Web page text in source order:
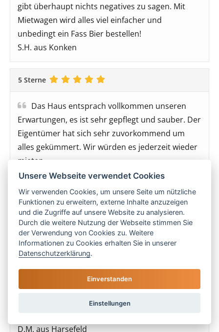
gibt überhaupt nichts negatives zu sagen. Mit
Mietwagen wird alles viel einfacher und
unbedingt ein Fass Bier bestellen!
S.H. aus Konken
5 Sterne
Das Haus entsprach vollkommen unseren
Erwartungen, es ist sehr gepflegt und sauber. Der
Eigentümer hat sich sehr zuvorkommend um
alles gekümmert. Wir würden es jederzeit wieder
mieten.
S.S. aus Herne
5 Sterne
Sehr gepflegte Finca, sehr netter Empfang mit
frischen Blumen und Sekt. Die Bierzapfanlage war
der Hit. Schöner großer Kühl/-Gefrierschrank. Es
sollte jede Finca mit einer Zapfanlage
ausgestattet werden. Dann gibt es kein ständiges
Schleppen der Flaschen und der Kühlschrank ist
D.M. aus Harsefeld
Unsere Webseite verwendet Cookies
Wir verwenden Cookies, um unsere Seite um nützliche
Funktionen zu erweitern, externe Inhalte anzuzeigen
und die Zugriffe auf unsere Website zu analysieren.
Durch die weitere Nutzung der Webseite stimmen Sie
der Verwendung von Cookies zu. Weitere
Informationen zu Cookies erhalten Sie in unserer
Datenschutzerklärung.
Einverstanden
Einstellungen